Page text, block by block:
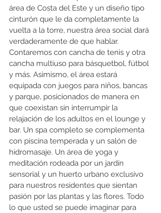
área de Costa del Este y un diseño tipo
cinturón que le da completamente la
vuelta a la torre, nuestra área social dará
verdaderamente de que hablar.
Contaremos con cancha de tenis y otra
cancha multiuso para básquetbol, fútbol
y más. Asimismo, el área estará
equipada con juegos para niños, bancas
y parque, posicionados de manera en
que coexistan sin interrumpir la
relajación de los adultos en el lounge y
bar. Un spa completo se complementa
con piscina temperada y un salón de
hidromasaje. Un área de yoga y
meditación rodeada por un jardín
sensorial y un huerto urbano exclusivo
para nuestros residentes que sientan
pasión por las plantas y las flores. Todo
lo que usted se puede imaginar para